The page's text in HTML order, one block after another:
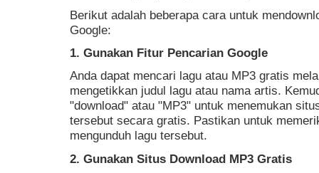
Berikut adalah beberapa cara untuk
Google:
1. Gunakan Fitur Pencarian Google
Anda dapat mencari lagu atau MP3 gratis
mengetikkan judul lagu atau nama artis.
"download" atau "MP3" untuk menemukan
tersebut secara gratis. Pastikan untuk
mengunduh lagu tersebut.
2. Gunakan Situs Download MP3 Gratis